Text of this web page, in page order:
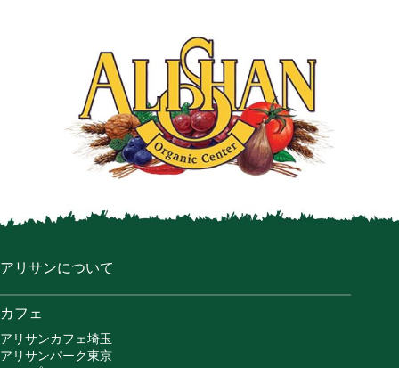
アリサンについて
カフェ
アリサンカフェ埼玉
アリサンパーク東京